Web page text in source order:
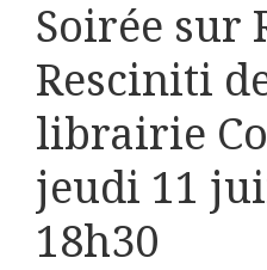
Soirée sur
Resciniti
librairie
jeudi 11
18h30